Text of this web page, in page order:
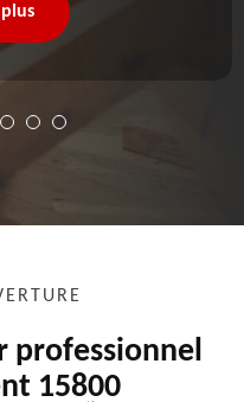
professionnel
15800